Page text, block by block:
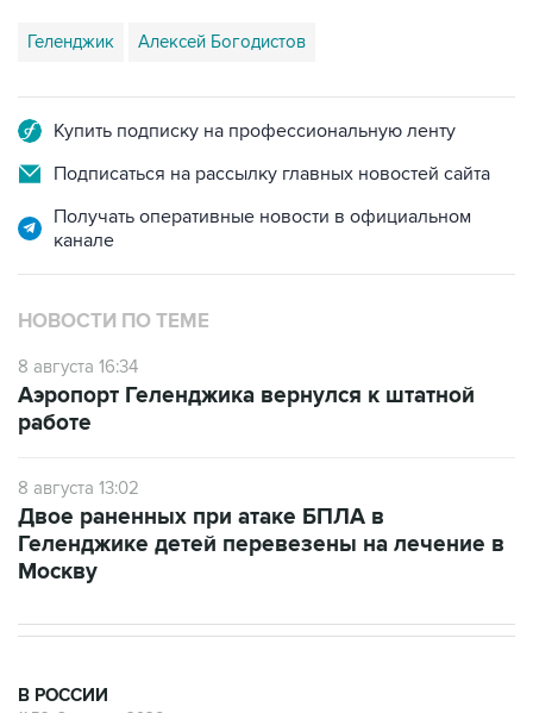
Геленджик Алексей Богодистов
Купить подписку на профессиональную ленту
Подписаться на рассылку главных новостей сайта
Получать оперативные новости в официальном
канале
НОВОСТИ ПО ТЕМЕ
8 августа 16:34
Аэропорт Геленджика вернулся к штатной
работе
8 августа 13:02
Двое раненных при атаке БПЛА в
Геленджике детей перевезены на лечение в
Москву
В РОССИИ